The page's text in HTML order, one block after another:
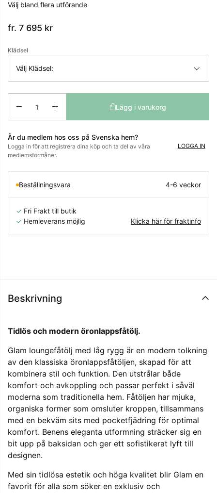
Välj bland flera utförande
fr. 7 695 kr
Klädsel
Välj Klädsel:
Lägg i varukorg
Är du medlem hos oss på Svenska hem?
Logga in för att registrera dina köp och ta del av våra
medlemsförmåner.
LOGGA IN
Beställningsvara 4-6 veckor
✓ Fri Frakt till butik
✓ Hemleverans möjlig Klicka här för fraktinfo
Beskrivning
Tidlös och modern öronlappsfåtölj.
Glam loungefåtölj med låg rygg är en modern tolkning
av den klassiska öronlappsfåtöljen, skapad för att
kombinera stil och funktion. Den utstrålar både
komfort och avkoppling och passar perfekt i såväl
moderna som traditionella hem. Fåtöljen har mjuka,
organiska former som omsluter kroppen, tillsammans
med en bekväm sits med pocketfjädring för optimal
komfort. Benens eleganta utformning sträcker sig en
bit upp på baksidan och ger ett sofistikerat lyft till
designen.
Med sin tidlösa estetik och höga kvalitet blir Glam en
favorit för alla som söker en exklusiv och